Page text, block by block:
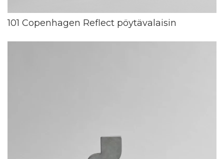
101 Copenhagen Reflect pöytävalaisin